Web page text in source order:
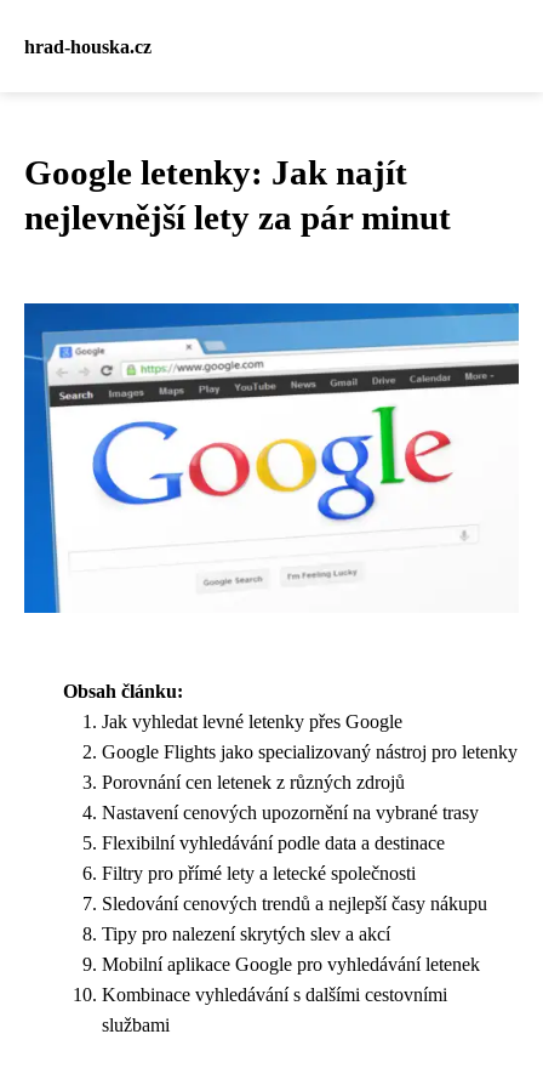
hrad-houska.cz
Google letenky: Jak najít
nejlevnější lety za pár minut
Obsah článku:
Jak vyhledat levné letenky přes Google
Google Flights jako specializovaný nástroj pro letenky
Porovnání cen letenek z různých zdrojů
Nastavení cenových upozornění na vybrané trasy
Flexibilní vyhledávání podle data a destinace
Filtry pro přímé lety a letecké společnosti
Sledování cenových trendů a nejlepší časy nákupu
Tipy pro nalezení skrytých slev a akcí
Mobilní aplikace Google pro vyhledávání letenek
Kombinace vyhledávání s dalšími cestovními
službami